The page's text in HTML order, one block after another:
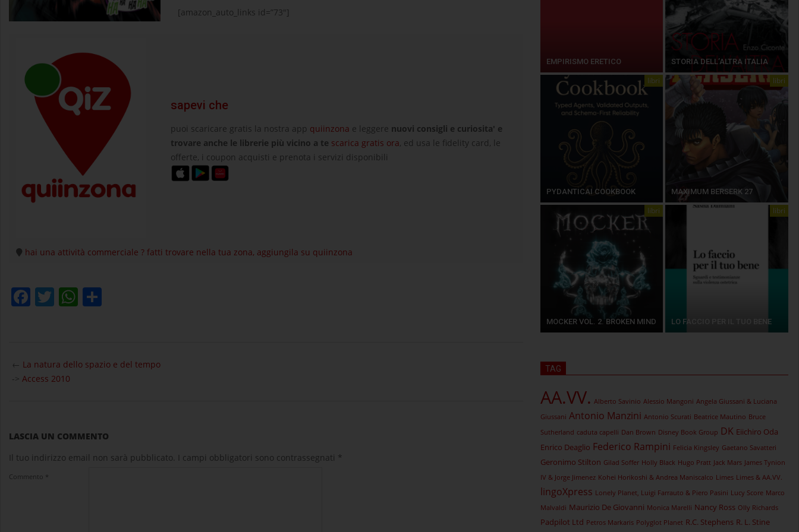
[amazon_auto_links id=”73″]
sapevi che
puoi scaricare gratis la nostra app quiinzona e leggere nuovi consigli e curiosita' e
trovare anche le librerie più vicino a te scarica gratis ora, ed usa le fidelity card, le
offerte, i coupon acquisti e prenota i servizi disponibili
hai una attività commerciale ? fatti trovare nella tua zona, aggiungila su quiinzona
Facebook
TwitterWhatsApp
10-
08
← La natura dello spazio e del tempo
-> Access 2010
LASCIA UN COMMENTO
Il tuo indirizzo email non sarà pubblicato.
I campi obbligatori sono contrassegnati *
Commento *
EMPIRISMO ERETICO STORIA DELL’ALTRA ITALIA
libri
PYDANTICAI COOKBOOK
libri
MAXIMUM BERSERK 27
libri
MOCKER VOL. 2. BROKEN MIND
libri
LO FACCIO PER IL TUO BENE
TAG
AA.VV. Alberto Savinio Alessio Mangoni Angela Giussani & Luciana
Giussani Antonio Manzini Antonio Scurati Beatrice Mautino Bruce
Sutherland caduta capelli Dan Brown Disney Book Group DK Eiichiro Oda
Enrico Deaglio Federico Rampini Felicia Kingsley Gaetano Savatteri
Geronimo Stilton Gilad Soffer Holly Black Hugo Pratt Jack Mars James Tynion
IV & Jorge Jimenez Kohei Horikoshi & Andrea Maniscalco Limes Limes & AA.VV.
lingoXpress Lonely Planet, Luigi Farrauto & Piero Pasini Lucy Score Marco
Malvaldi Maurizio De Giovanni Monica Marelli Nancy Ross Olly Richards
Padpilot Ltd Petros Markaris Polyglot Planet R.C. Stephens R. L. Stine